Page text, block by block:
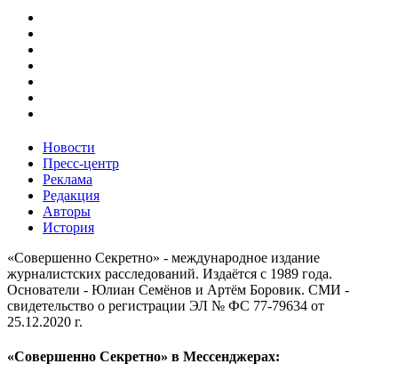
Новости
Пресс-центр
Реклама
Редакция
Авторы
История
«Совершенно Секретно» - международное издание
журналистских расследований. Издаётся с 1989 года.
Основатели - Юлиан Семёнов и Артём Боровик. CМИ -
свидетельство о регистрации ЭЛ № ФС 77-79634 от
25.12.2020 г.
«Совершенно Секретно» в Мессенджерах: